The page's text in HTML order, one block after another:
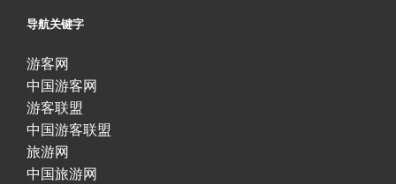
导航关键字
游客网
中国游客网
游客联盟
中国游客联盟
旅游网
中国旅游网